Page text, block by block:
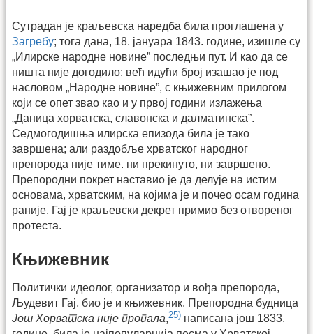
Сутрадан је краљевска наредба била проглашена у
Загребу; тога дана, 18. јануара 1843. године, изишле су
„Илирске народне новине” последњи пут. И као да се
ништа није догодило: већ идући број изашао је под
насловом „Народне новине”, с књижевним прилогом
који се опет звао као и у првој години излажења
„Даница хорватска, славонска и далматинска”.
Седмогодишња илирска епизода била је тако
завршена; али раздобље хрватског народног
препорода није тиме. ни прекинуто, ни завршено.
Препородни покрет наставио је да делује на истим
основама, хрватским, на којима је и почео осам година
раније. Гај је краљевски декрет примио без отвореног
протеста.
Књижевник
Политички идеолог, организатор и вођа препорода,
Људевит Гај, био је и књижевник. Препородна будница
Још Хорватска није пропала,25) написана још 1833.